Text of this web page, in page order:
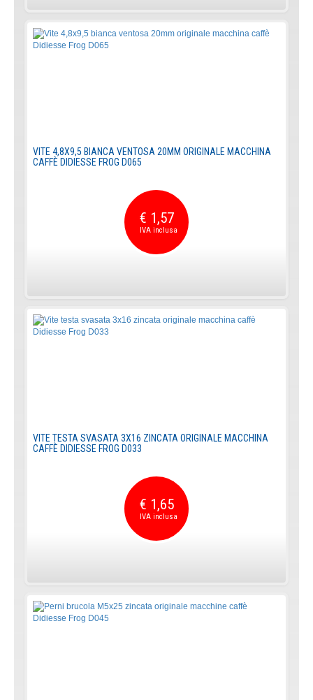
VITE 4,8X9,5 BIANCA VENTOSA 20MM ORIGINALE MACCHINA
CAFFÈ DIDIESSE FROG D065
€ 1,57
VITE TESTA SVASATA 3X16 ZINCATA ORIGINALE MACCHINA
CAFFÈ DIDIESSE FROG D033
€ 1,65